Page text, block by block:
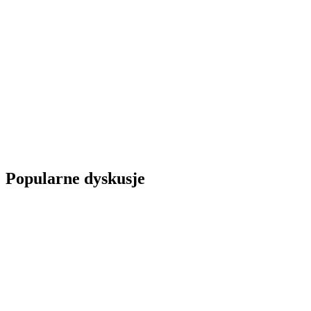
Popularne dyskusje